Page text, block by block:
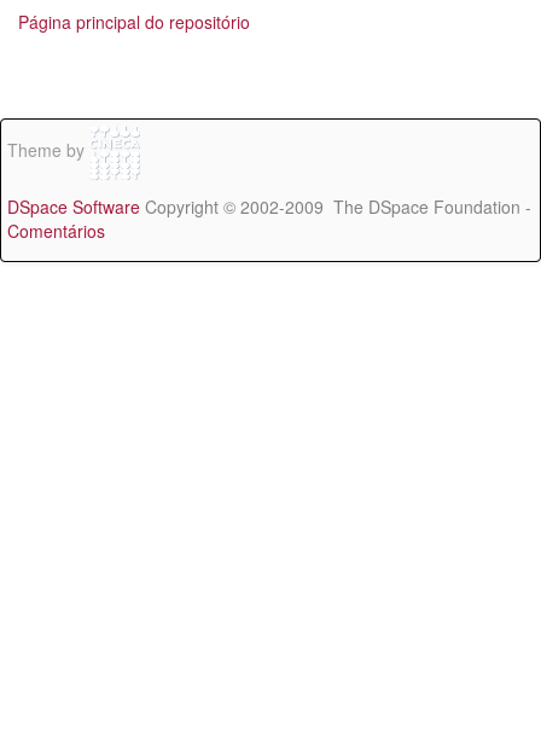
Página principal do repositório
Theme by
DSpace Software Copyright © 2002-2009 The DSpace Foundation -
Comentários